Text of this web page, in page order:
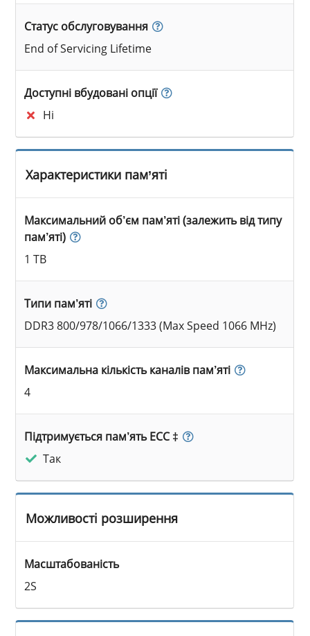
Статус обслуговування
End of Servicing Lifetime
Доступні вбудовані опції
Ні
Характеристики пам’яті
Максимальний об’єм пам’яті (залежить від типу
пам’яті)
1 TB
Типи пам’яті
DDR3 800/978/1066/1333 (Max Speed 1066 MHz)
Максимальна кількість каналів пам’яті
4
Підтримується пам’ять ECC ‡
Так
Можливості розширення
Масштабованість
2S